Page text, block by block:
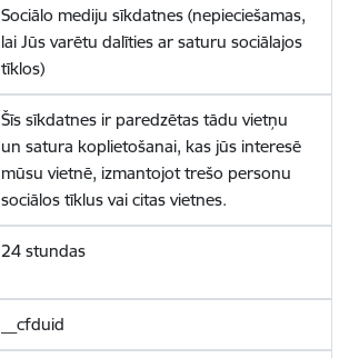
Sociālo mediju sīkdatnes (nepieciešamas,
lai Jūs varētu dalīties ar saturu sociālajos
tīklos)
Šīs sīkdatnes ir paredzētas tādu vietņu
un satura koplietošanai, kas jūs interesē
mūsu vietnē, izmantojot trešo personu
sociālos tīklus vai citas vietnes.
24 stundas
__cfduid